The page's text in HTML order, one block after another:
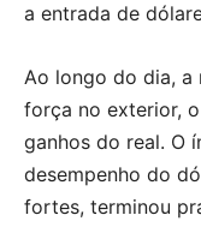
a entrada de
Ao longo do dia, a
força no exterior,
ganhos do real. O
desempenho do
fortes, terminou